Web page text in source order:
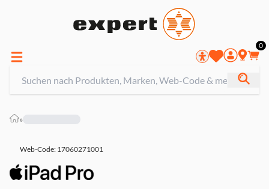
0
»
Web-Code: 17060271001